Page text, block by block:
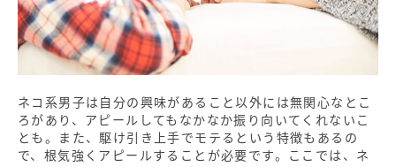
ネコ系男子は自分の興味があること以外には無関心なとこ
ろがあり、アピールしてもなかなか振り向いてくれないこ
とも。また、駆け引き上手でモテるという特徴もあるの
で、根気強くアピールすることが必要です。ここでは、ネ